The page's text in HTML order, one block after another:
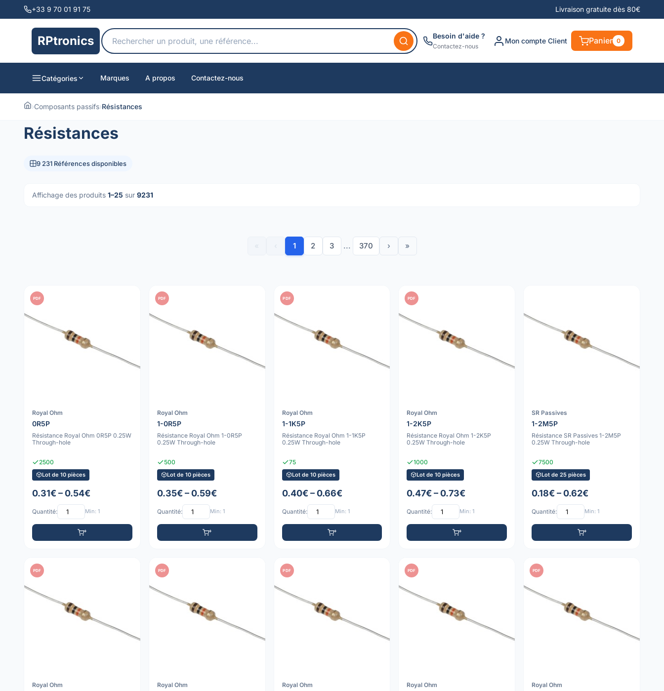
+33 9 70 01 91 75 Livraison gratuite dès 80€
RPtronics Besoin d'aide ?
Contactez-nous
Mon compte Client Panier 0
Catégories Marques A propos Contactez-nous
›Composants passifs›Résistances
Résistances
9 231 Références disponibles
Affichage des produits 1–25 sur 9231
1 2 3 ... 370 › »
PDF
Royal Ohm
0R5P
Résistance Royal Ohm 0R5P 0.25W
Through-hole
2500
Lot de 10 pièces
0.31€ – 0.54€
Quantité: Min: 1
PDF
Royal Ohm
1-0R5P
Résistance Royal Ohm 1-0R5P
0.25W Through-hole
500
Lot de 10 pièces
0.35€ – 0.59€
Quantité: Min: 1
PDF
Royal Ohm
1-1K5P
Résistance Royal Ohm 1-1K5P
0.25W Through-hole
75
Lot de 10 pièces
0.40€ – 0.66€
Quantité: Min: 1
PDF
Royal Ohm
1-2K5P
Résistance Royal Ohm 1-2K5P
0.25W Through-hole
1000
Lot de 10 pièces
0.47€ – 0.73€
Quantité: Min: 1
SR Passives
1-2M5P
Résistance SR Passives 1-2M5P
0.25W Through-hole
7500
Lot de 25 pièces
0.18€ – 0.62€
Quantité: Min: 1
PDF
Royal Ohm
PDF
Royal Ohm
PDF
Royal Ohm
PDF
Royal Ohm
PDF
Royal Ohm